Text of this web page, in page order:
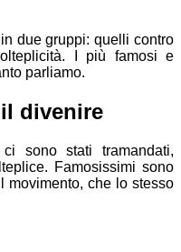
due gruppi: quelli contro
I più famosi e
parliamo.
divenire
sono stati tramandati,
Famosissimi sono
movimento, che lo stesso